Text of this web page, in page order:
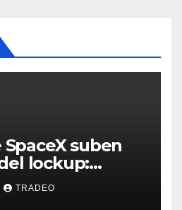
suben
lockup:
podrían llegar
TRADEO